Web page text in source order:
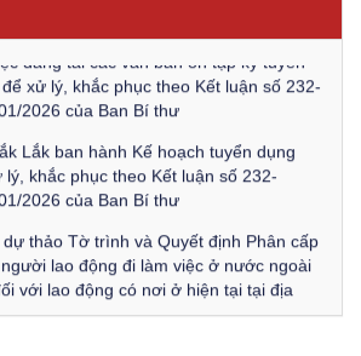
2026 của Ban Bí thư
xử lý, khắc phục theo Kết luận số 232-
2026 của Ban Bí thư
Lắk ban hành Kế hoạch tuyển dụng
lý, khắc phục theo Kết luận số 232-
2026 của Ban Bí thư
thảo Tờ trình và Quyết định Phân cấp
lao động đi làm việc ở nước ngoài
với lao động có nơi ở hiện tại tại địa